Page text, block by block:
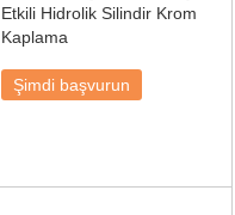
Etkili Hidrolik Silindir Krom
Kaplama
Şimdi başvurun